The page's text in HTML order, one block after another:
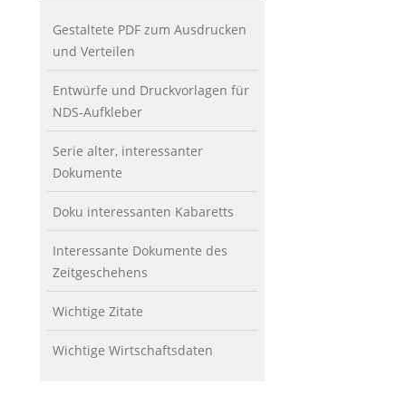
Gestaltete PDF zum Ausdrucken
und Verteilen
Entwürfe und Druckvorlagen für
NDS-Aufkleber
Serie alter, interessanter
Dokumente
Doku interessanten Kabaretts
Interessante Dokumente des
Zeitgeschehens
Wichtige Zitate
Wichtige Wirtschaftsdaten